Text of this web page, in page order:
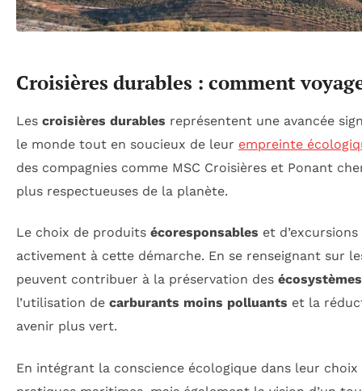
Croisières durables : comment
Les croisières durables représentent une avancée
le monde tout en soucieux de leur empreinte
des compagnies comme MSC Croisières et Ponant
plus respectueuses de la planète.
Le choix de produits écoresponsables et
activement à cette démarche. En se renseignant sur
peuvent contribuer à la préservation des
l’utilisation de carburants moins polluants et la
avenir plus vert.
En intégrant la conscience écologique dans leur